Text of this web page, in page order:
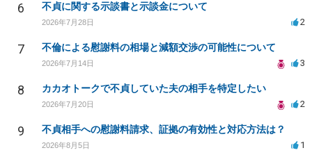
6 不貞に関する示談書と示談金について
2026年7月28日 2
7 不倫による慰謝料の相場と減額交渉の可能性について
2026年7月14日 3
8 カカオトークで不貞していた夫の相手を特定したい
2026年7月20日 2
9 不貞相手への慰謝料請求、証拠の有効性と対応方法は？
2026年8月5日 1